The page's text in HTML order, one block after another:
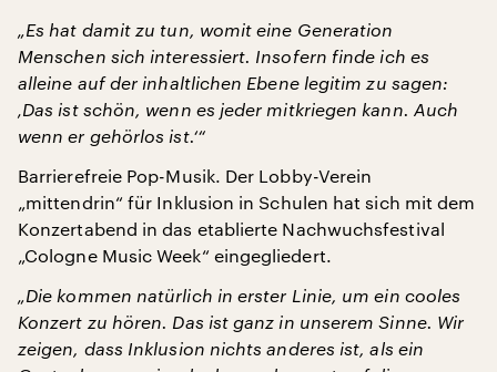
„Es hat damit zu tun, womit eine Generation
Menschen sich interessiert. Insofern finde ich es
alleine auf der inhaltlichen Ebene legitim zu sagen:
‚Das ist schön, wenn es jeder mitkriegen kann. Auch
wenn er gehörlos ist.‘“
Barrierefreie Pop-Musik. Der Lobby-Verein
„mittendrin“ für Inklusion in Schulen hat sich mit dem
Konzertabend in das etablierte Nachwuchsfestival
„Cologne Music Week“ eingegliedert.
„Die kommen natürlich in erster Linie, um ein cooles
Konzert zu hören. Das ist ganz in unserem Sinne. Wir
zeigen, dass Inklusion nichts anderes ist, als ein